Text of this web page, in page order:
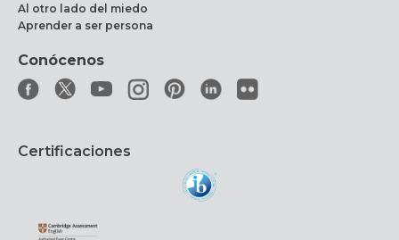
Al otro lado del miedo
Aprender a ser persona
Conócenos
Certificaciones